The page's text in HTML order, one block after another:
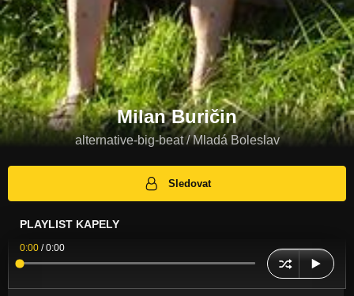
Milan Buričin
alternative-big-beat / Mladá Boleslav
Sledovat
PLAYLIST KAPELY
0:00 /0:00